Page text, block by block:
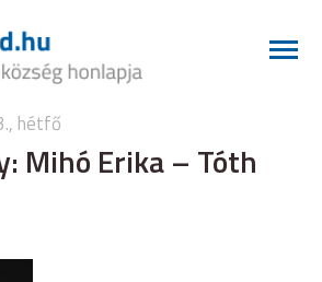
hétfő
Mihó Erika – Tóth